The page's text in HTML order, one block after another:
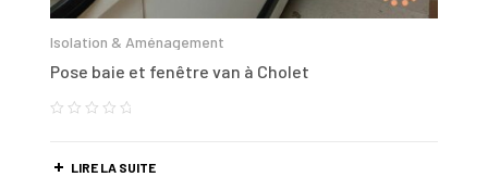
Isolation & Aménagement
Pose baie et fenêtre van à Cholet
LIRE LA SUITE